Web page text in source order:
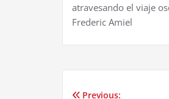
atravesando el viaje
Frederic Amiel
Previous: